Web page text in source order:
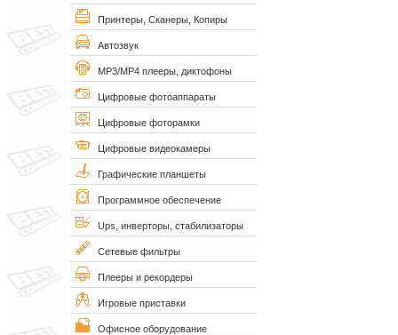
Принтеры, Сканеры, Копиры
Автозвук
MP3/MP4 плееры, диктофоны
Цифровые фотоаппараты
Цифровые фоторамки
Цифровые видеокамеры
Графические планшеты
Программное обеспечение
Ups, инверторы, стабилизаторы
Сетевые фильтры
Плееры и рекордеры
Игровые приставки
Офисное оборудование